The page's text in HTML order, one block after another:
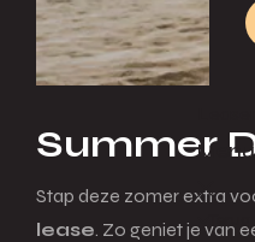
Menu
Summer
Stap deze zomer extra
lease. Zo geniet je van